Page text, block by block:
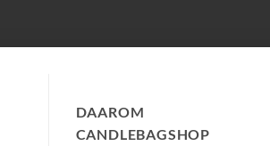
DAAROM
CANDLEBAGSHOP